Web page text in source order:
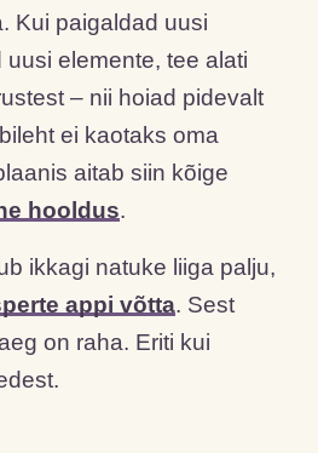
Kui paigaldad uusi
elemente, tee alati
– nii hoiad pidevalt
ei kaotaks oma
aitab siin kõige
hooldus.
ikkagi natuke liiga palju,
appi võtta. Sest
on raha. Eriti kui